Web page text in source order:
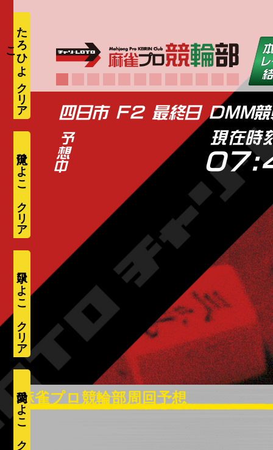
現在時
愛内ひよこ
水口ひよこ
滝沢ひよこ
た
ろ
ひ
よ
こ